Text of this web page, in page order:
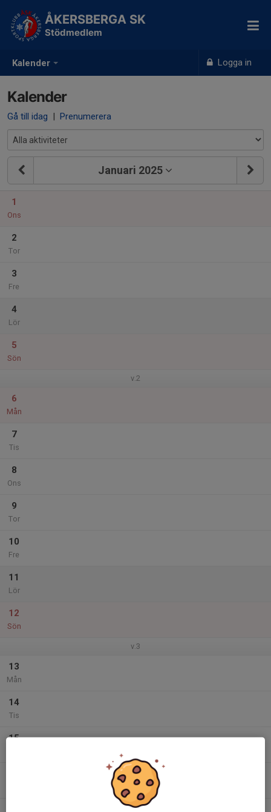
Kalender Logga in
ÅKERSBERGA SK
Stödmedlem
Kalender
Gå till idag | Prenumerera
Januari 2025
1
Ons
2
Tor
3
Fre
4
Lör
5
Sön
v.2
6
Mån
7
Tis
8
Ons
9
Tor
10
Fre
11
Lör
12
Sön
v.3
13
Mån
14
Tis
15